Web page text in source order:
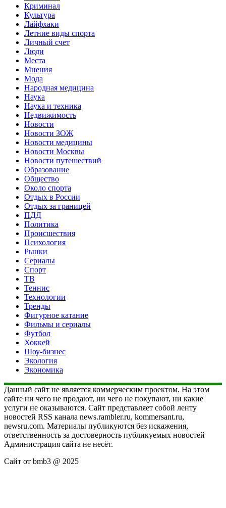
Криминал
Культура
Лайфхаки
Летние виды спорта
Личный счет
Люди
Места
Мнения
Мода
Народная медицина
Наука
Наука и техника
Недвижимость
Новости
Новости ЗОЖ
Новости медицины
Новости Москвы
Новости путешествий
Образование
Общество
Около спорта
Отдых в России
Отдых за границей
ПДД
Политика
Происшествия
Психология
Рынки
Сериалы
Спорт
ТВ
Теннис
Технологии
Тренды
Фигурное катание
Фильмы и сериалы
Футбол
Хоккей
Шоу-бизнес
Экология
Экономика
Данный сайт не является коммерческим проектом. На этом
сайте ни чего не продают, ни чего не покупают, ни какие
услуги не оказываются. Сайт представляет собой ленту
новостей RSS канала news.rambler.ru, kommersant.ru,
newsru.com. Материалы публикуются без искажения,
ответственность за достоверность публикуемых новостей
Администрация сайта не несёт.
Сайт от bmb3 @ 2025